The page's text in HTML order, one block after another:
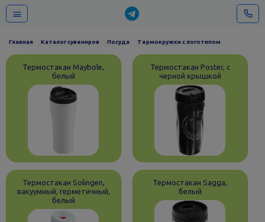
Главная Каталог сувениров Посуда Термокружки с логотипом
Термостакан Maybole,
белый
Термостакан Poster, с
черной крышкой
Термостакан Solingen,
вакуумный, герметичный,
белый
Термостакан Sagga,
белый